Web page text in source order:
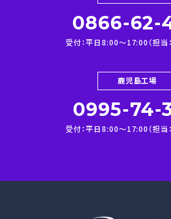
0866-62-
受付：平⽇8:00～17:00（担当
鹿児島工場
0995-74-
受付：平⽇8:00～17:00（担当